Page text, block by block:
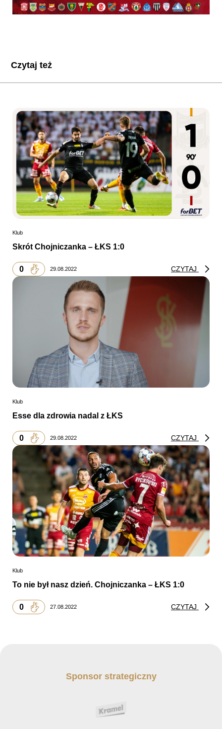
Czytaj też
Klub
Skrót Chojniczanka – ŁKS 1:0
0 29.08.2022 CZYTAJ
Klub
Esse dla zdrowia nadal z ŁKS
0 29.08.2022 CZYTAJ
Klub
To nie był nasz dzień. Chojniczanka – ŁKS 1:0
0 27.08.2022 CZYTAJ
Sponsor strategiczny